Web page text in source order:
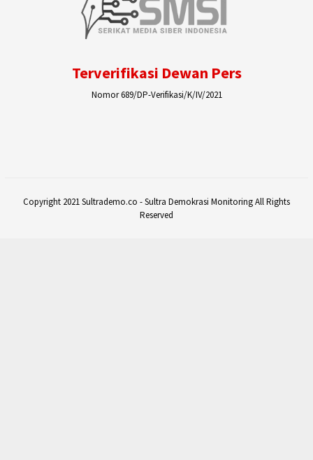
Terverifikasi Dewan Pers
Nomor 689/DP-Verifikasi/K/IV/2021
Copyright 2021 Sultrademo.co - Sultra Demokrasi Monitoring All Rights
Reserved